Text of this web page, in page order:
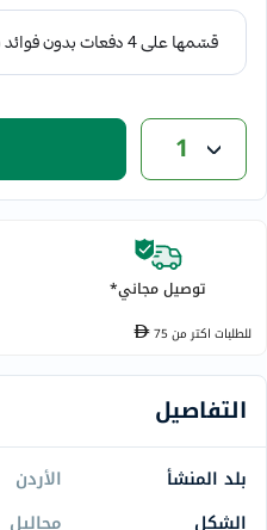
eucerin
vitabiotics
bioderma
vichy
acm
dymatize
medicube
country-
life
blueberry-
bepanthen
1
توصيل مجاني*
للطلبات اكتر من75
التفاصيل
بلد المنشأ
الأردن
الشكل
محاليل